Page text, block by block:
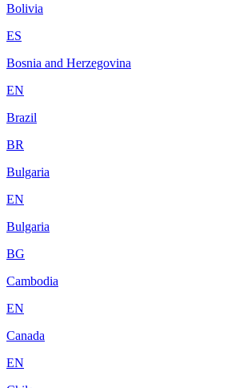
Bolivia
ES
Bosnia and Herzegovina
EN
Brazil
BR
Bulgaria
EN
Bulgaria
BG
Cambodia
EN
Canada
EN